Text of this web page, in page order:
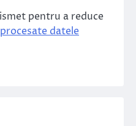
pentru a reduce
datele